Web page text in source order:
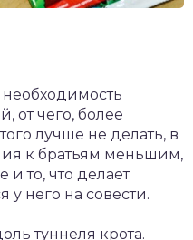
необходимость
от чего, более
лучше не делать, в
к братьям меньшим,
и то, что делает
у него на совести.
туннеля крота.